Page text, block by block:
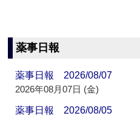
薬事日報
薬事日報 2026/08/07
2026年08月07日 (金)
薬事日報 2026/08/05